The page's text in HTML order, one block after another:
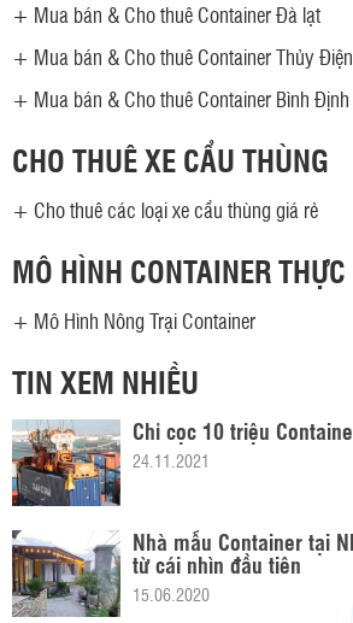
+ Mua bán & Cho thuê Container Đà lạt
+ Mua bán & Cho thuê Container Thủy Điện
+ Mua bán & Cho thuê Container Bình Định
CHO THUÊ XE CẨU THÙNG
+ Cho thuê các loại xe cẩu thùng giá rẻ
MÔ HÌNH CONTAINER THỰC
+ Mô Hình Nông Trại Container
TIN XEM NHIỀU
Chỉ cọc 10 triệu
24.11.2021
Nhà mẫu Container tại
từ cái nhìn đầu tiên
15.06.2020